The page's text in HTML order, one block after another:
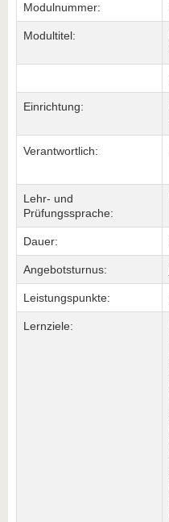
Modulnummer:
Modultitel:
Einrichtung:
Verantwortlich:
Lehr- und
Prüfungssprache:
Dauer:
Angebotsturnus:
Leistungspunkte:
Lernziele: